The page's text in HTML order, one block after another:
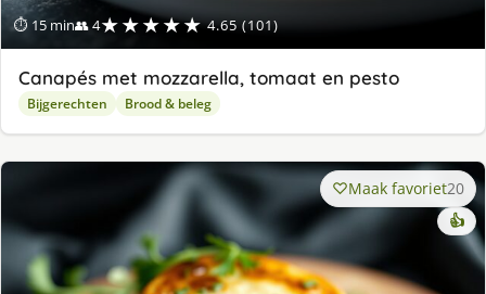
⏱ 15 min👥 4★★★★★ 4.65 (101)
Canapés met mozzarella, tomaat en pesto
Bijgerechten Brood & beleg
Maak favoriet20
👍